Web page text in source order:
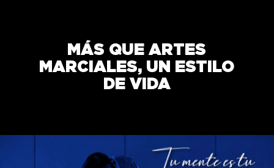
MÁS QUE ARTES
MARCIALES, UN ESTILO
DE VIDA